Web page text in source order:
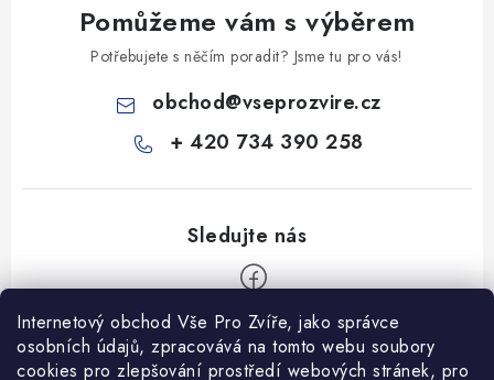
Internetový obchod Vše Pro Zvíře, jako správce
osobních údajů, zpracovává na tomto webu soubory
cookies pro zlepšování prostředí webových stránek, pro
Pomůžeme vám s výběrem
Potřebujete s něčím poradit? Jsme tu pro vás!
obchod@vseprozvire.cz
+ 420 734 390 258